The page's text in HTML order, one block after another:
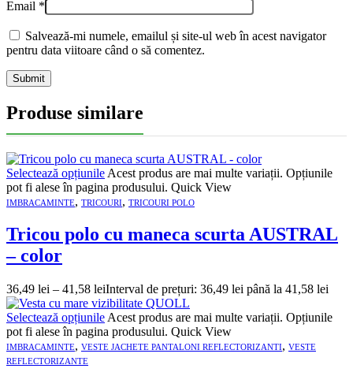
Email *
Salvează-mi numele, emailul și site-ul web în acest navigator
pentru data viitoare când o să comentez.
Produse similare
Selectează opțiunile Acest produs are mai multe variații. Opțiunile
pot fi alese în pagina produsului. Quick View
IMBRACAMINTE, TRICOURI, TRICOURI POLO
Tricou polo cu maneca scurta AUSTRAL
– color
36,49 lei – 41,58 leiInterval de prețuri: 36,49 lei până la 41,58 lei
Selectează opțiunile Acest produs are mai multe variații. Opțiunile
pot fi alese în pagina produsului. Quick View
IMBRACAMINTE, VESTE JACHETE PANTALONI REFLECTORIZANTI, VESTE
REFLECTORIZANTE